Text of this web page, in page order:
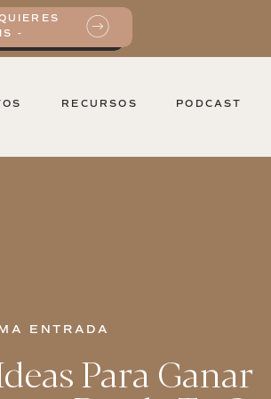
-
PODCAST
RECURSOS
ENTRADA
Para Ganar